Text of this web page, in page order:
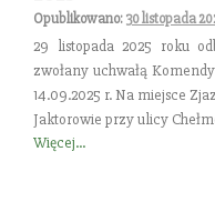
Opublikowano:30 listopada
29 listopada 2025 roku
zwołany uchwałą
14.09.2025 r. Na miejsce
Jaktorowie przy ulicy
Więcej...